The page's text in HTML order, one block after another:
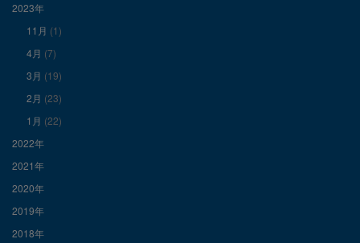
示
2023年
11月 (1)
4月 (7)
3月 (19)
2月 (23)
1月 (22)
2022年
2021年
2020年
2019年
2018年